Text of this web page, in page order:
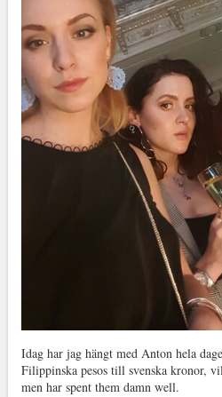
Idag har jag hängt med Anton hela
Filippinska pesos till svenska kronor,
men har spent them damn well.